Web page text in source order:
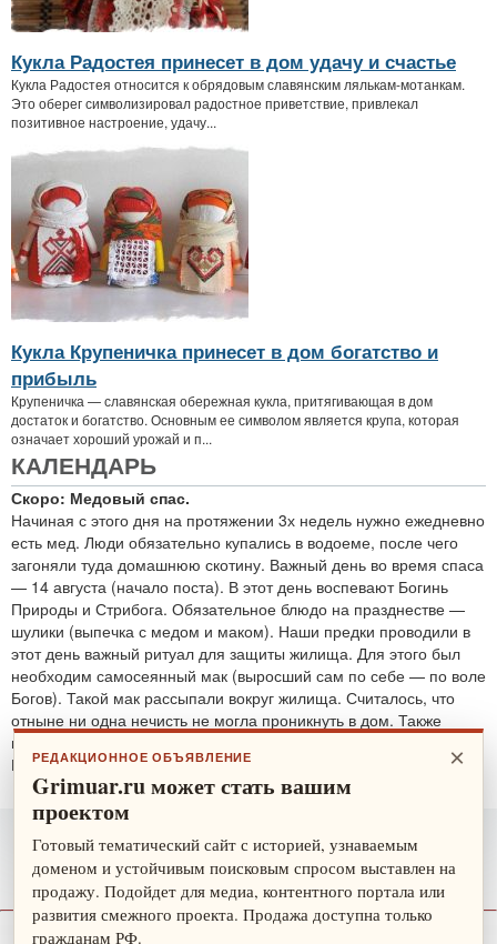
Кукла Радостея принесет в дом удачу и счастье
Кукла Радостея относится к обрядовым славянским лялькам-мотанкам.
Это оберег символизировал радостное приветствие, привлекал
позитивное настроение, удачу...
Кукла Крупеничка принесет в дом богатство и
прибыль
Крупеничка — славянская обережная кукла, притягивающая в дом
достаток и богатство. Основным ее символом является крупа, которая
означает хороший урожай и п...
КАЛЕНДАРЬ
Скоро: Медовый спас.
Начиная с этого дня на протяжении 3х недель нужно ежедневно
есть мед. Люди обязательно купались в водоеме, после чего
загоняли туда домашнюю скотину. Важный день во время спаса
— 14 августа (начало поста). В этот день воспевают Богинь
Природы и Стрибога. Обязательное блюдо на празднестве —
шулики (выпечка с медом и маком). Наши предки проводили в
этот день важный ритуал для защиты жилища. Для этого был
необходим самосеянный мак (выросший сам по себе — по воле
Богов). Такой мак рассыпали вокруг жилища. Считалось, что
отныне ни одна нечисть не могла проникнуть в дом. Также
проводятся обряды для защиты от злобных духов.
По теме:защитные ритуалы ×
РЕДАКЦИОННОЕ ОБЪЯВЛЕНИЕ
Grimuar.ru может стать вашим
проектом
Готовый тематический сайт с историей, узнаваемым
доменом и устойчивым поисковым спросом выставлен на
продажу. Подойдет для медиа, контентного портала или
развития смежного проекта. Продажа доступна только
гражданам РФ.